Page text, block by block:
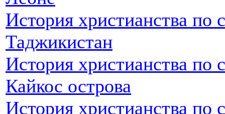
История христианства по
Таджикистан
История христианства по
Кайкос острова
История христианства по